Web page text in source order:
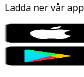
Ladda ner vår app